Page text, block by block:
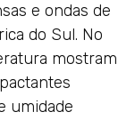
e ondas de
do Sul. No
mostram
umidade